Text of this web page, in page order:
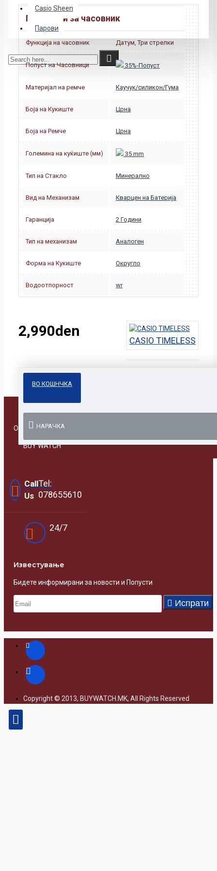
Casio Sheen
Парови
Податоци за часовник
Функција на часовник Датум, Три стрелки
Попуст на Часовници 35%-Попуст
Материјал на ремче Каучук/силикон/Гума
Боја на Кукиште Црна
Боја на Ремче Црна
Големина на куќиште (мм) 35 mm
Тип на Стакло Минерално
Вид на Механизам Кварцен на Батерија
Гаранција 2 Години
Тип на механизам Аналоген
Форма на Кукиште Округло
Водоотпорност wr
2,990den
CASIO TIMELESS
ВО КОШНЧКА
НАРАЧКА
Online Prodavnica
BUY WATCH
Call
Us
Tel:
078655610
24/7
Известувањe
Бидете информирани за новости и Попусти
Испрати
Copyright © 2013, BUYWATCH.MK, All Rights Reserved